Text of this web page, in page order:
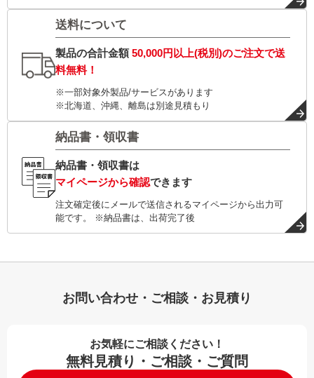
送料について
製品の合計金額50,000円以上(税別)のご注文で送
料無料！
※一部対象外製品/サービスがあります
※北海道、沖縄、離島は別途見積もり
納品書・領収書
納品書・領収書は
マイページから確認できます
注文確定後にメールで送信されるマイページから出力可
能です。 ※納品書は、出荷完了後
お問い合わせ・ご相談・お見積り
お気軽にご相談ください！
無料見積り・ご相談・ご質問